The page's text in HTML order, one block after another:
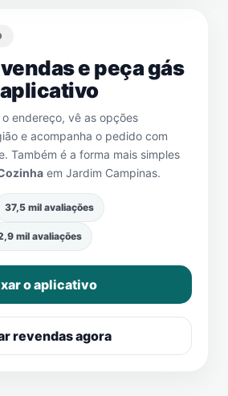
e peça gás
endereço, vê as opções
e acompanha o pedido com
Também é a forma mais simples
em Jardim Campinas.
37,5 mil avaliações
mil avaliações
o aplicativo
revendas agora